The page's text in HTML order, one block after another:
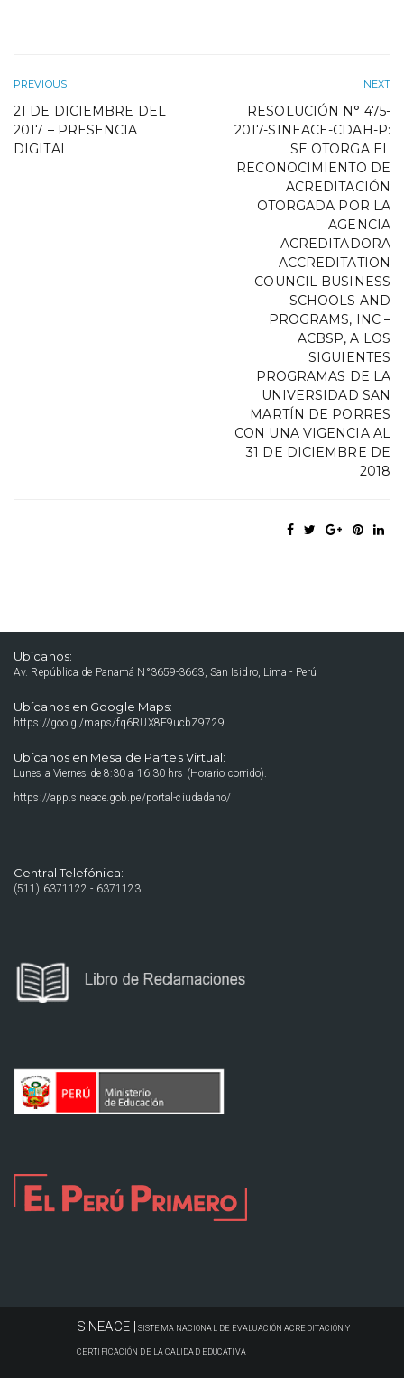
PREVIOUS
21 DE DICIEMBRE DEL
2017 – PRESENCIA
DIGITAL
NEXT
RESOLUCIÓN N° 475-
2017-SINEACE-CDAH-P:
SE OTORGA EL
RECONOCIMIENTO DE
ACREDITACIÓN
OTORGADA POR LA
AGENCIA
ACREDITADORA
ACCREDITATION
COUNCIL BUSINESS
SCHOOLS AND
PROGRAMS, INC –
ACBSP, A LOS
SIGUIENTES
PROGRAMAS DE LA
UNIVERSIDAD SAN
MARTÍN DE PORRES
CON UNA VIGENCIA AL
31 DE DICIEMBRE DE
2018
Ubícanos:
Av. República de Panamá N°3659-3663, San Isidro, Lima - Perú
Ubícanos en Google Maps:
https://goo.gl/maps/fq6RUX8E9ucbZ9729
Ubícanos en Mesa de Partes Virtual:
Lunes a Viernes de 8:30 a 16:30 hrs (Horario corrido).
https://app.sineace.gob.pe/portal-ciudadano/
Central Telefónica:
(511) 6371122 - 6371123
SINEACE | SISTEMA NACIONAL DE EVALUACIÓN ACREDITACIÓN Y
CERTIFICACIÓN DE LA CALIDAD EDUCATIVA